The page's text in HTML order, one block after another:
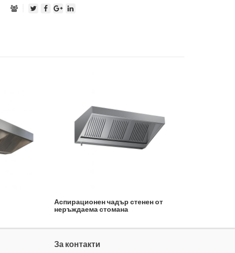
Аспирационен чадър стенен от
неръждаема стомана
За контакти